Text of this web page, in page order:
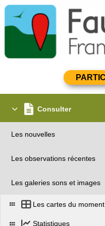
Consulter
Les nouvelles
Les observations récentes
Les galeries sons et images
Les cartes du moment
Statistiques